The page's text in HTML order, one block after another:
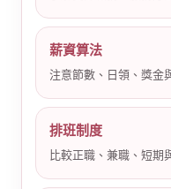
薪資算法
注意節數、日領、獎金
排班制度
比較正職、兼職、短期